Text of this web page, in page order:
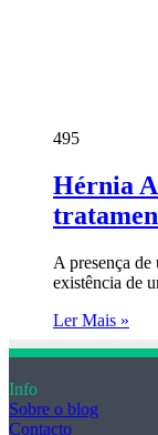
495
Hérnia
A presença
existência de
Ler Mais »
Info
Sobre o blog
Contacto